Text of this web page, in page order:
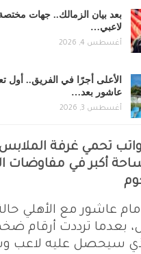
بعد بيان الزمالك.. جهات
لاعبي…
أغسطس 4, 2026
الأعلى أجرًا في الفريق.. أول
عاشور بعد…
أغسطس 3, 2026
تحمي غرفة
أكبر في مفاوضات
إمام عاشور مع الأهلي
بعدما ترددت أرقام
سيحصل عليه لاعب